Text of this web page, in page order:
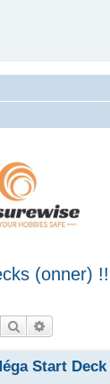
(onner)
Rechercher
Start